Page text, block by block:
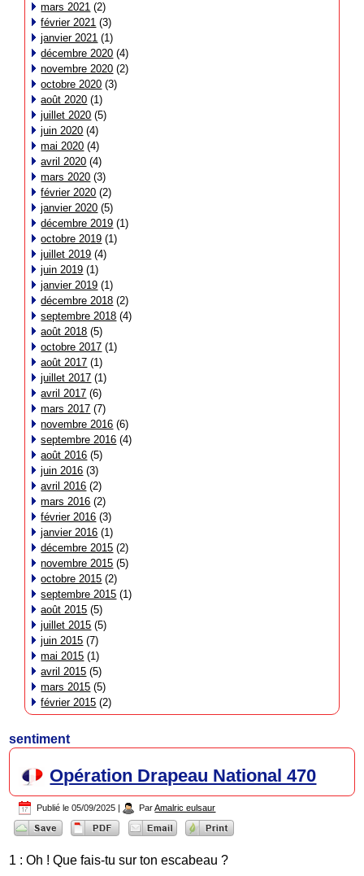
mars 2021 (2)
février 2021 (3)
janvier 2021 (1)
décembre 2020 (4)
novembre 2020 (2)
octobre 2020 (3)
août 2020 (1)
juillet 2020 (5)
juin 2020 (4)
mai 2020 (4)
avril 2020 (4)
mars 2020 (3)
février 2020 (2)
janvier 2020 (5)
décembre 2019 (1)
octobre 2019 (1)
juillet 2019 (4)
juin 2019 (1)
janvier 2019 (1)
décembre 2018 (2)
septembre 2018 (4)
août 2018 (5)
octobre 2017 (1)
août 2017 (1)
juillet 2017 (1)
avril 2017 (6)
mars 2017 (7)
novembre 2016 (6)
septembre 2016 (4)
août 2016 (5)
juin 2016 (3)
avril 2016 (2)
mars 2016 (2)
février 2016 (3)
janvier 2016 (1)
décembre 2015 (2)
novembre 2015 (5)
octobre 2015 (2)
septembre 2015 (1)
août 2015 (5)
juillet 2015 (5)
juin 2015 (7)
mai 2015 (1)
avril 2015 (5)
mars 2015 (5)
février 2015 (2)
sentiment
Opération Drapeau National 470
Publié le 05/09/2025 | Par Amalric eulsaur
1 : Oh ! Que fais-tu sur ton escabeau ?